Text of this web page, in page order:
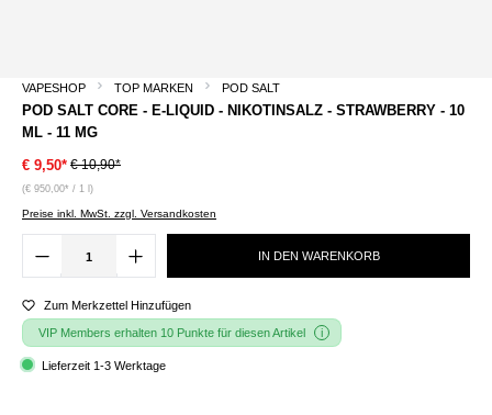
VAPESHOP TOP MARKEN POD SALT
POD SALT CORE - E-LIQUID - NIKOTINSALZ - STRAWBERRY - 10
ML - 11 MG
€ 9,50* € 10,90*
(€ 950,00* / 1 l)
Preise inkl. MwSt. zzgl. Versandkosten
IN DEN WARENKORB
Zum Merkzettel Hinzufügen
VIP Members erhalten 10 Punkte für diesen Artikel
Lieferzeit 1-3 Werktage